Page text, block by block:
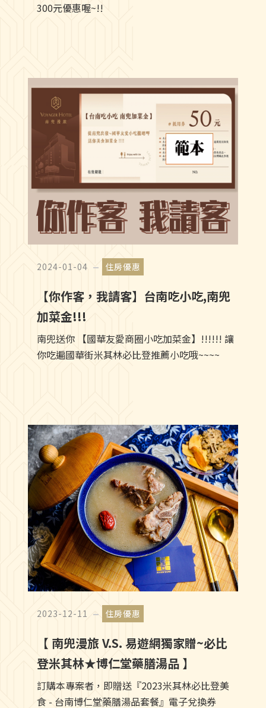
300元優惠喔~!!
2024-01-04 住房優惠
【你作客，我請客】台南吃小吃,南兜
加菜金!!!
南兜送你 【國華友愛商圈小吃加菜金】!!!!!! 讓
你吃遍國華街米其林必比登推薦小吃哦~~~~
2023-12-11 住房優惠
【 南兜漫旅 V.S. 易遊網獨家贈~必比
登米其林★博仁堂藥膳湯品 】
訂購本專案者，即贈送『2023米其林必比登美
食 - 台南博仁堂藥膳湯品套餐』電子兌換券